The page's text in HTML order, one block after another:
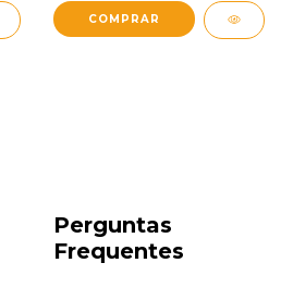
COMPRAR
Perguntas
Frequentes